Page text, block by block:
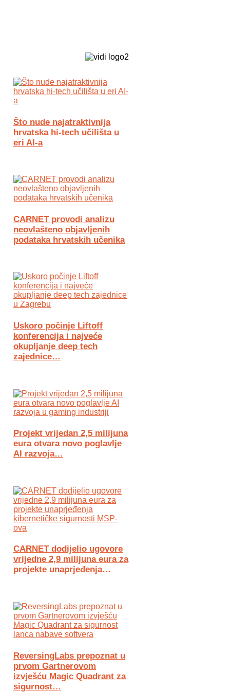
Što nude najatraktivnija
hrvatska hi-tech učilišta u
eri AI-a
CARNET provodi analizu
neovlašteno objavljenih
podataka hrvatskih učenika
Uskoro počinje Liftoff
konferencija i najveće
okupljanje deep tech
zajednice…
Projekt vrijedan 2,5 milijuna
eura otvara novo poglavlje
AI razvoja…
CARNET dodijelio ugovore
vrijedne 2,9 milijuna eura za
projekte unaprjeđenja…
ReversingLabs prepoznat u
prvom Gartnerovom
izvješću Magic Quadrant za
sigurnost…